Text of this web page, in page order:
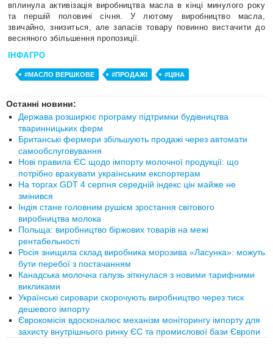
вплинула активізація виробництва масла в кінці минулого року
та першій половині січня. У лютому виробництво масла,
звичайно, знизиться, але запасів товару повинно вистачити до
весняного збільшення пропозиції.
ІНФАГРО
#МАСЛО ВЕРШКОВЕ #ПРОДАЖІ #ЦІНА
Останні новини:
Держава розширює програму підтримки будівництва
тваринницьких ферм
Британські фермери збільшують продажі через автомати
самообслуговування
Нові правила ЄС щодо імпорту молочної продукції: що
потрібно врахувати українським експортерам
На торгах GDT 4 серпня середній індекс цін майже не
змінився
Індія стане головним рушієм зростання світового
виробництва молока
Польща: виробництво біржових товарів на межі
рентабельності
Росія знищила склад виробника морозива «Ласунка»: можуть
бути перебої з постачанням
Канадська молочна галузь зіткнулася з новими тарифними
викликами
Українські сировари скорочують виробництво через тиск
дешевого імпорту
Єврокомісія вдосконалює механізм моніторингу імпорту для
захисту внутрішнього ринку ЄС та промислової бази Європи